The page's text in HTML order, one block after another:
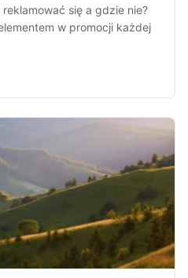
się a gdzie nie?
w promocji każdej